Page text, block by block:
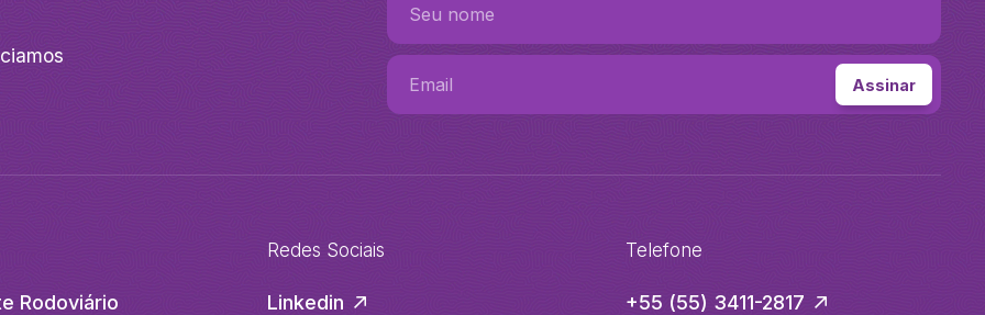
Rodoviário
Redes Sociais
Linkedin
Telefone
+55 (55) 3411-2817